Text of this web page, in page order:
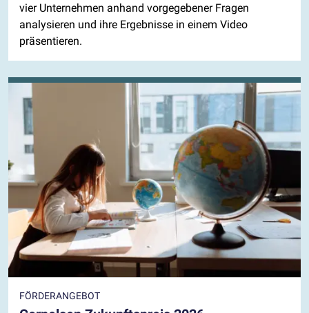
vier Unternehmen anhand vorgegebener Fragen
analysieren und ihre Ergebnisse in einem Video
präsentieren.
FÖRDERANGEBOT